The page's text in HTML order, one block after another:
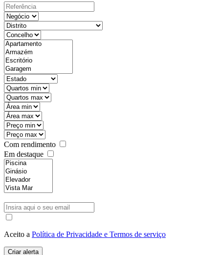
Com rendimento
Em destaque
Aceito a Política de Privacidade e Termos de serviço